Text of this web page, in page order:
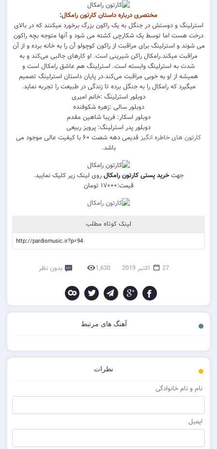
مختصری درباره داستان کارتون رامکال:
استرلینگ و دوستش در جنگل به یک راکون بزرگ برخورد میکنند که در بالای
درخت هست اما توسط یک شکارچی کشته می شود و آنها متوجه بچه راکون
می شوند و استرلینگ برای مراقبت از راکون کوچولو آن را به خانه برده و از آن
مراقبت میکند.رامکال راکن شیرینی است. او کارهای جالبی می‌کند و به
شدت به استرلینگ وابسته است. استرلینگ هم عاشق رامکال است و
همیشه از او به خوبی مراقبت می‌کند.در پایان داستان استرلینگ تصمیم
میگیرد که رامکال را به جنگل برده تا زندگی در طبیعت را تجربه نماید.
دوبلور استرلینگ :خانم امیری
دوبلور سالی :زهره شکوفنده
دوبلور اسکار: فریبا شاهین مقدم
دوبلور پدر استرلینگ: پرویز ربیعی
کارتون های خاطره انگیز
قدیمی دهه شصت ۶۰ با کیفیت عالی موجود می
باشد.
جهتخرید پستی کارتون رامکالروی لینک زیر کلیک نمایید.
قیمت:۱۷۰۰۰ تومان
لینک کوتاه مطلب
27 اکتبر 2019 1,630 بدون نظر
آهنگ های مرتبط
نظرات
نام و نام خانوادگی
ایمیل